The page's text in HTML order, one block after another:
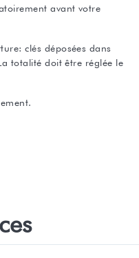
avant votre
clés déposées dans
totalité doit être réglée le